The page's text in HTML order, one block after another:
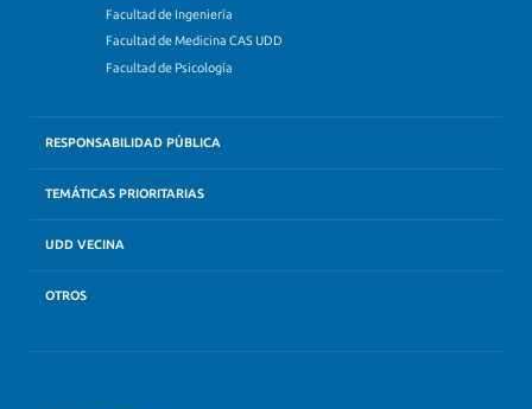
Facultad de Ingeniería
Facultad de Medicina CAS UDD
Facultad de Psicología
RESPONSABILIDAD PÚBLICA
TEMÁTICAS PRIORITARIAS
UDD VECINA
OTROS